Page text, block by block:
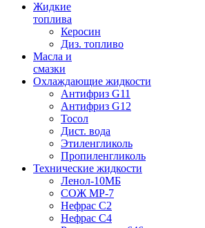
Жидкие
топлива
Керосин
Диз. топливо
Масла и
смазки
Охлаждающие жидкости
Антифриз G11
Антифриз G12
Тосол
Дист. вода
Этиленгликоль
Пропиленгликоль
Технические жидкости
Ленол-10МБ
СОЖ МР-7
Нефрас С2
Нефрас С4